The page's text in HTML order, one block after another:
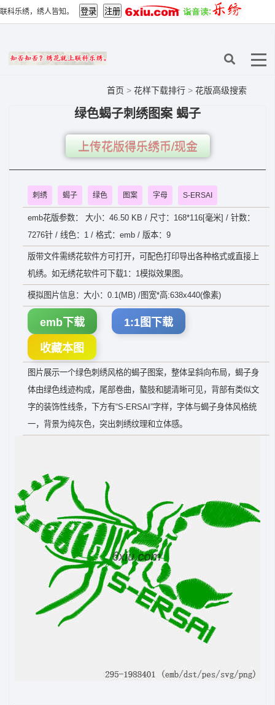
联科乐绣，绣人皆知。
首页 > 花样下载排行 > 花版高级搜索
绿色蝎子刺绣图案 蝎子
上传花版得乐绣币/现金
刺绣 蝎子 绿色 图案 字母 S-ERSAI
emb花版参数： 大小：46.50 KB / 尺寸：168*116[毫米] / 针数：
7276针 / 线色：1 / 格式：emb / 版本：9
版带文件需绣花软件方可打开，可配色打印导出各种格式或直接上
机绣。如无绣花软件可下载1：1模拟效果图。
模拟图片信息：大小：0.1(MB) /图宽*高:638x440(像素)
emb下载 1:1图下载
收藏本图
图片展示一个绿色刺绣风格的蝎子图案，整体呈斜向布局，蝎子身
体由绿色线迹构成，尾部卷曲，螯肢和腿清晰可见，背部有类似文
字的装饰性线条，下方有“S-ERSAI”字样，字体与蝎子身体风格统
一，背景为纯灰色，突出刺绣纹理和立体感。